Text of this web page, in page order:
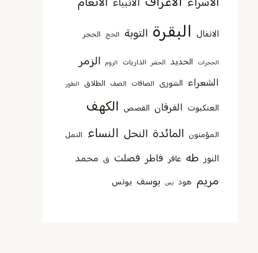
الانفال البقرة التوبة الحج الحجر
الحجرات الحديد الحشر الذاريات الروم الزمر
الشعراء الشورى الصافات الصف الطلاق الطور
العنكبوت الفرقان القصص الكهف
المؤمنون المائدة النحل النساء النمل
النور طه غافر فاطر فصلت ق محمد
مريم هود يس يوسف يونس